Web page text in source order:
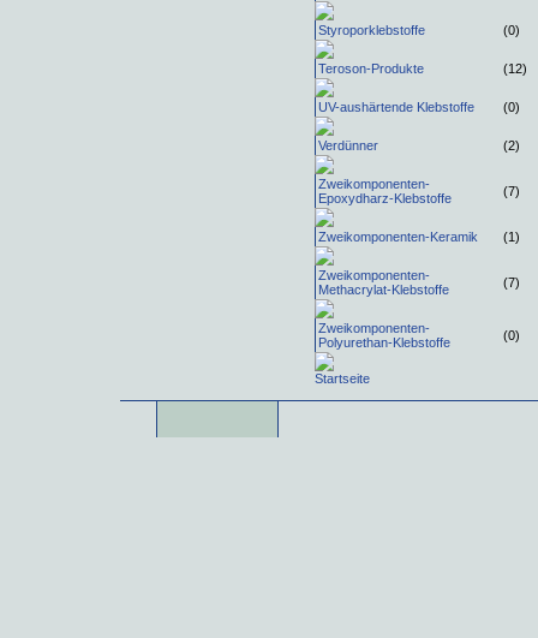
Styroporklebstoffe (0)
Teroson-Produkte (12)
UV-aushärtende Klebstoffe (0)
Verdünner (2)
Zweikomponenten-
Epoxydharz-Klebstoffe
(7)
Zweikomponenten-Keramik (1)
Zweikomponenten-
Methacrylat-Klebstoffe
(7)
Zweikomponenten-
Polyurethan-Klebstoffe
(0)
Startseite